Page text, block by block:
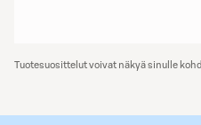
Tuotesuosittelut voivat näkyä sinulle